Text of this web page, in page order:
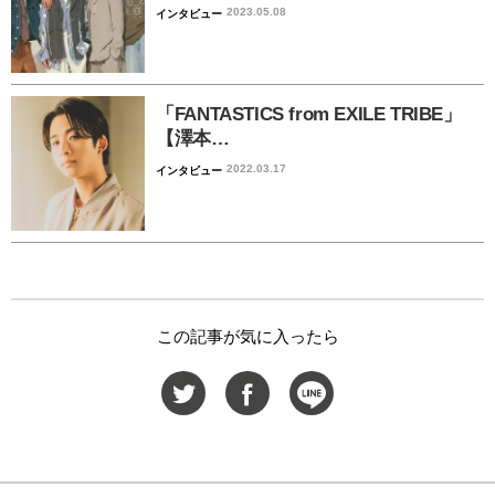
インタビュー 2023.05.08
「FANTASTICS from EXILE TRIBE」
【澤本…
インタビュー 2022.03.17
この記事が気に入ったら